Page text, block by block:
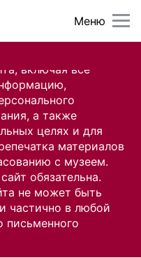
включая все
а также
целях и для
материалов
с музеем.
обязательна.
не может быть
частично в любой
письменного
Меню